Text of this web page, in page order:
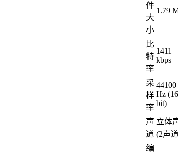
件
大
小
1.79
比
特
率
1411
kbps
采
样
率
44100
Hz
bit)
声
道
立体
(2声
编